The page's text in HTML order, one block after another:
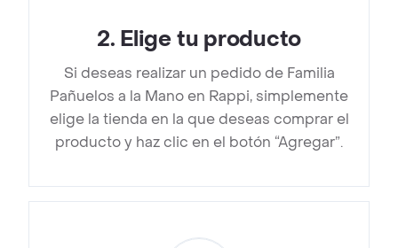
2. Elige tu producto
Si deseas realizar un pedido de Familia
Pañuelos a la Mano en Rappi, simplemente
elige la tienda en la que deseas comprar el
producto y haz clic en el botón “Agregar”.